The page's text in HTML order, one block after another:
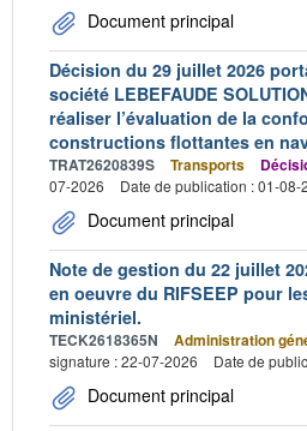
Document principal
Décision du 29 juillet 2026
société LEBEFAUDE
réaliser l’évaluation de la
constructions flottantes en
TRAT2620839S Transports
07-2026
Date de publication : 01-08-
Document principal
Note de gestion du 22 juillet
en oeuvre du RIFSEEP pour
ministériel.
TECK2618365N Administration
signature : 22-07-2026
Date de
Document principal